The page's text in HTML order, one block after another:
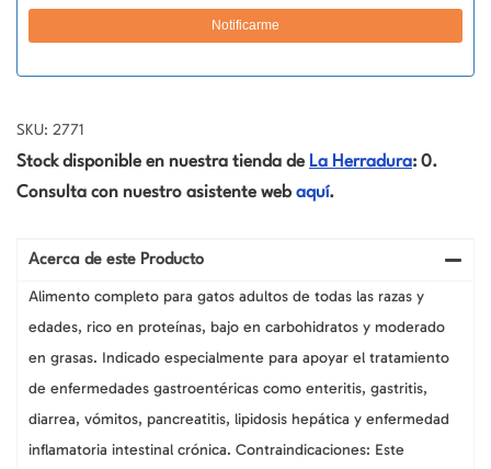
SKU: 2771
Stock disponible en nuestra tienda de La Herradura: 0.
Consulta con nuestro asistente web aquí.
Acerca de este Producto
Alimento completo para gatos adultos de todas las razas y
edades, rico en proteínas, bajo en carbohidratos y moderado
en grasas. Indicado especialmente para apoyar el tratamiento
de enfermedades gastroentéricas como enteritis, gastritis,
diarrea, vómitos, pancreatitis, lipidosis hepática y enfermedad
inflamatoria intestinal crónica. Contraindicaciones: Este